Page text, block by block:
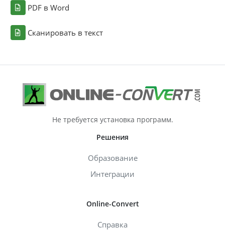
PDF в Word
Сканировать в текст
Не требуется установка программ.
Решения
Образование
Интеграции
Online-Convert
Справка